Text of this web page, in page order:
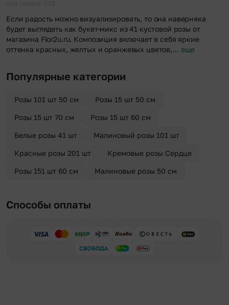
Если радость можно визуализировать, то она наверняка
будет выглядеть как букет-микс из 41 кустовой розы от
магазина Flor2u.ru. Композиция включает в себя яркие
оттенка красных, желтых и оранжевых цветов,… еще
Популярные категории
Розы 101 шт 50 см Розы 15 шт 50 см
Розы 15 шт 70 см Розы 15 шт 60 см
Белые розы 41 шт Малиновый розы 101 шт
Красные розы 201 шт Кремовые розы Сердце
Розы 151 шт 60 см Малиновые розы 50 см
Способы оплаты